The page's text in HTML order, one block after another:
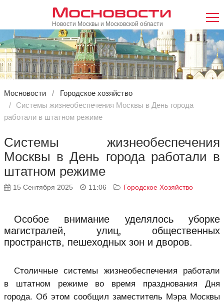
Мосновости
Новости Москвы и Московской области
Мосновости
Городское хозяйство
Системы жизнеобеспечения Москвы в День города
работали в штатном режиме
Системы жизнеобеспечения
Москвы в День города работали в
штатном режиме
15 Сентября 2025 11:06 Городское Хозяйство
Особое внимание уделялось уборке
магистралей, улиц, общественных
пространств, пешеходных зон и дворов.
Столичные системы жизнеобеспечения работали
в штатном режиме во время празднования Дня
города. Об этом сообщил заместитель Мэра Москвы